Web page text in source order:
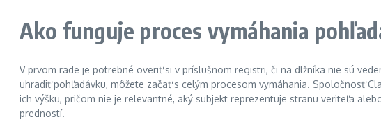
Ako funguje proces vymáhania
V prvom rade je potrebné overiť si v príslušnom registri, či na dlžníka nie sú
uhradiť pohľadávku, môžete začať s celým procesom vymáhania. Spoločnosť
ich výšku, pričom nie je relevantné, aký subjekt reprezentuje stranu veriteľa
predností.